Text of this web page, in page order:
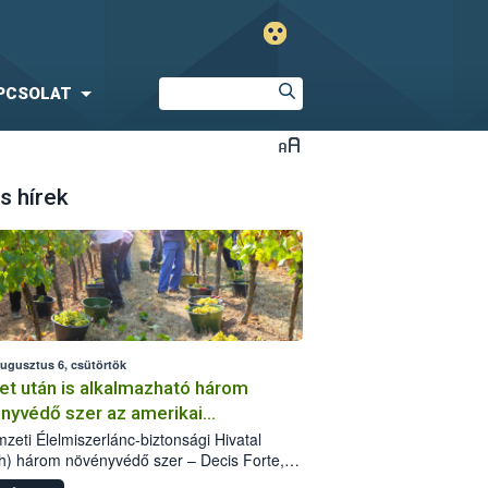
hírek
6, csütörtök
után is alkalmazható három
szer az amerikai
ellen
Élelmiszerlánc-biztonsági Hivatal
három növényvédő szer – Decis Forte,
24 EW, Oroganic – engedélyokiratát